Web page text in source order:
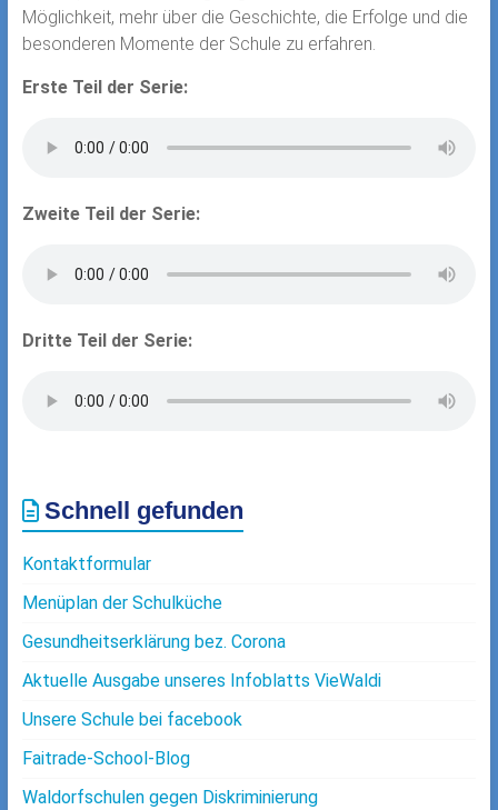
Möglichkeit, mehr über die Geschichte, die Erfolge und die
besonderen Momente der Schule zu erfahren.
Erste Teil der Serie:
Zweite Teil der Serie:
Dritte Teil der Serie:
Schnell gefunden
Kontaktformular
Menüplan der Schulküche
Gesundheitserklärung bez. Corona
Aktuelle Ausgabe unseres Infoblatts VieWaldi
Unsere Schule bei facebook
Faitrade-School-Blog
Waldorfschulen gegen Diskriminierung